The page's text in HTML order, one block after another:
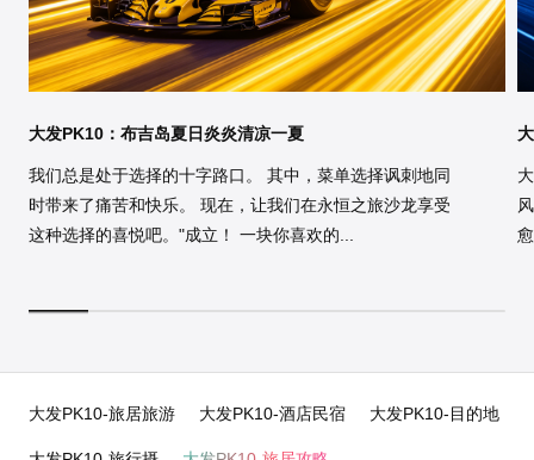
大发PK10：布吉岛夏日炎炎清凉一夏
我们总是处于选择的十字路口。 其中，菜单选择讽刺地同
时带来了痛苦和快乐。 现在，让我们在永恒之旅沙龙享受
这种选择的喜悦吧。"成立！ 一块你喜欢的...
大发PK10-旅居旅游 大发PK10-酒店民宿 大发PK10-目的地